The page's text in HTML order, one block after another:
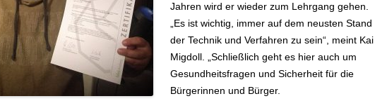
Jahren wird er wieder zum Lehrgang gehen.
„Es ist wichtig, immer auf dem neusten Stand
der Technik und Verfahren zu sein“, meint Kai
Migdoll. „Schließlich geht es hier auch um
Gesundheitsfragen und Sicherheit für die
Bürgerinnen und Bürger.